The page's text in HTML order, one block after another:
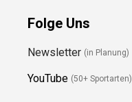
Folge Uns
Newsletter (in Planung)
YouTube (50+ Sportarten)